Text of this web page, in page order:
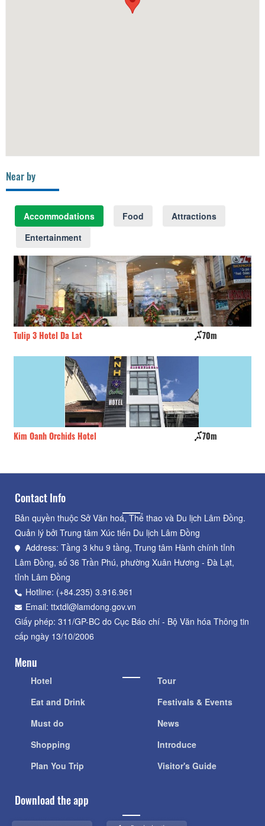
Near by
Accommodations Food
Attractions
Entertainment
Tulip 3 Hotel Da Lat 70m
Kim Oanh Orchids Hotel 70m
Contact Info
Bản quyền thuộc Sở Văn hoá, Thể thao và Du lịch Lâm Đồng.
Quản lý bởi Trung tâm Xúc tiến Du lịch Lâm Đồng
Address: Tầng 3 khu 9 tầng, Trung tâm Hành chính tỉnh
Lâm Đồng, số 36 Trần Phú, phường Xuân Hương - Đà Lạt,
tỉnh Lâm Đồng
Hotline: (+84.235) 3.916.961
Email: ttxtdl@lamdong.gov.vn
Giấy phép: 311/GP-BC do Cục Báo chí - Bộ Văn hóa Thông tin
cấp ngày 13/10/2006
Menu
Hotel
Eat and Drink
Must do
Shopping
Plan You Trip
Tour
Festivals & Events
News
Introduce
Visitor's Guide
Download the app